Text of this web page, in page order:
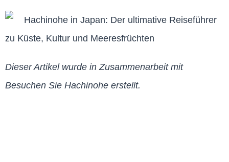
Dieser Artikel wurde in Zusammenarbeit mit
Besuchen Sie Hachinohe erstellt.